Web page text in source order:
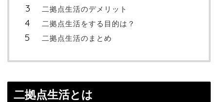
二拠点生活のデメリット
二拠点生活をする目的は？
二拠点生活のまとめ
二拠点生活とは